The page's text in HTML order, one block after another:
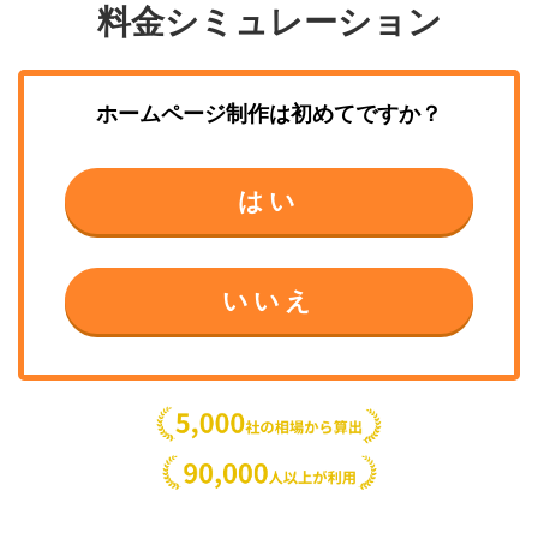
料金シミュレーション
ホームページ制作は初めてですか？
はい
いいえ